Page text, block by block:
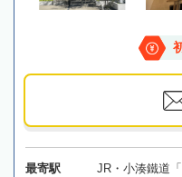
最寄駅 JR・小湊鐵道